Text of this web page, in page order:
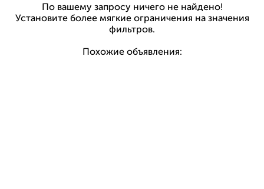
По вашему запросу ничего не найдено!
Установите более мягкие ограничения на значения
фильтров.
Похожие объявления: